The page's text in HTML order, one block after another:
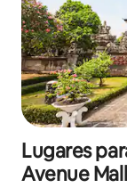
Lugares
Avenue Mall